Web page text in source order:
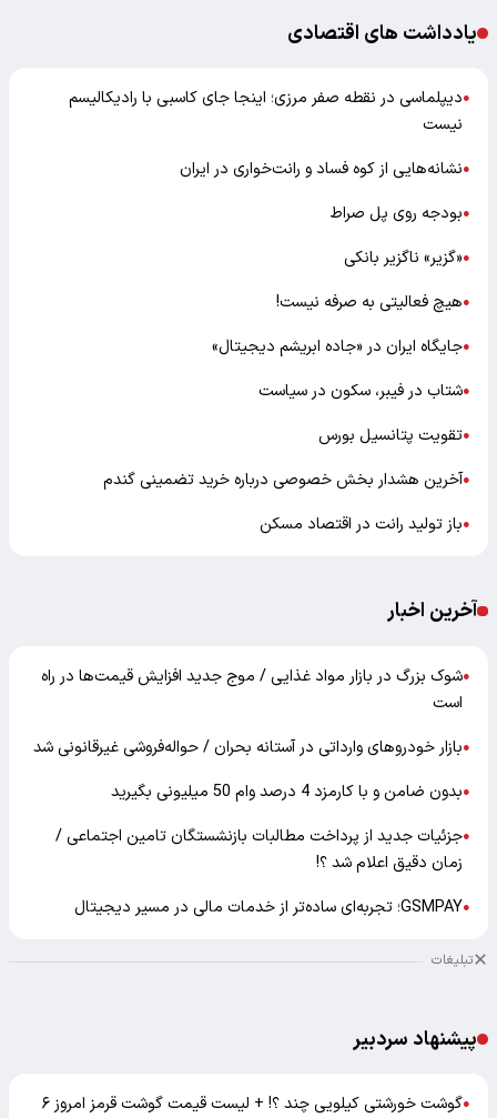
یادداشت های اقتصادی
●دیپلماسی در نقطه صفر مرزی؛ اینجا جای کاسبی با رادیکالیسم
نیست
●نشانه‌هایی از کوه فساد و رانت‌خواری در ایران
●بودجه روی پل صراط
●«گزیر» ناگزیر بانکی
●هیچ فعالیتی به صرفه نیست!
●جایگاه ایران در «جاده ابریشم دیجیتال»
●شتاب در فیبر، سکون در سیاست
●تقویت پتانسیل بورس
●آخرین هشدار بخش خصوصی درباره خرید تضمینی گندم
●باز تولید رانت در اقتصاد مسکن
آخرین اخبار
●شوک بزرگ در بازار مواد غذایی / موج جدید افزایش قیمت‌ها در راه
است
●بازار خودرو‌های وارداتی در آستانه بحران / حواله‌فروشی غیرقانونی شد
●بدون ضامن و با کارمزد 4 درصد وام 50 میلیونی بگیرید
●جزئیات جدید از پرداخت مطالبات بازنشستگان تامین اجتماعی /
زمان دقیق اعلام شد ؟!
●GSMPAY؛ تجربه‌ای ساده‌تر از خدمات مالی در مسیر دیجیتال
تبلیغات
پیشنهاد سردبیر
●
گوشت خورشتی کیلویی چند ؟! + لیست قیمت گوشت قرمز امروز ۶